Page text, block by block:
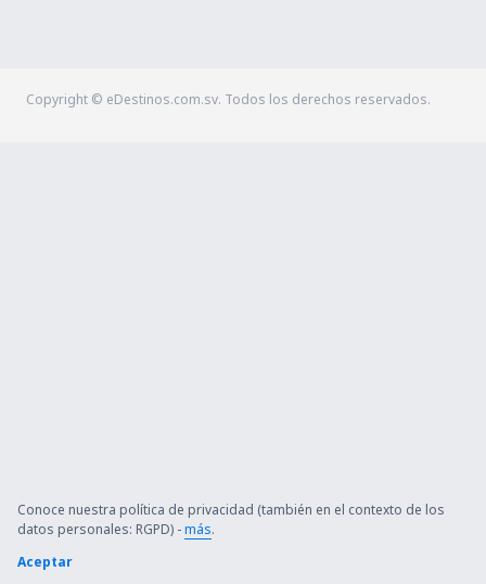
Copyright © eDestinos.com.sv. Todos los derechos reservados.
Conoce nuestra política de privacidad (también en el contexto de los
datos personales: RGPD) -más.
Aceptar